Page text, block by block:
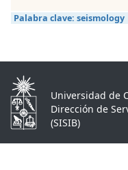
Palabra clave: seismology
Universidad de
Dirección de
(SISIB)